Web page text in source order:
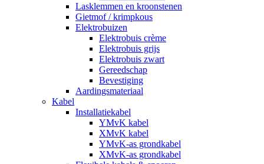
Lasklemmen en kroonstenen
Gietmof / krimpkous
Elektrobuizen
Elektrobuis crème
Elektrobuis grijs
Elektrobuis zwart
Gereedschap
Bevestiging
Aardingsmateriaal
Kabel
Installatiekabel
YMvK kabel
XMvK kabel
YMvK-as grondkabel
XMvK-as grondkabel